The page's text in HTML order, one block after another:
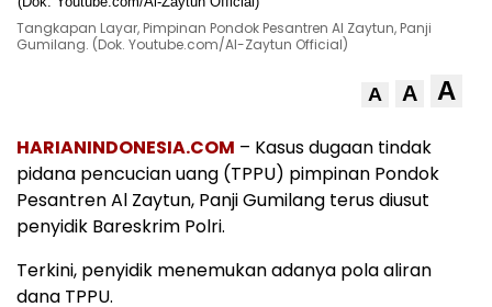
Tangkapan Layar, Pimpinan Pondok Pesantren Al Zaytun, Panji
Gumilang. (Dok. Youtube.com/Al-Zaytun Official)
A A A
HARIANINDONESIA.COM – Kasus dugaan tindak
pidana pencucian uang (TPPU) pimpinan Pondok
Pesantren Al Zaytun, Panji Gumilang terus diusut
penyidik Bareskrim Polri.
Terkini, penyidik menemukan adanya pola aliran
dana TPPU.